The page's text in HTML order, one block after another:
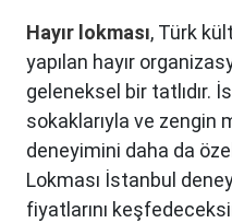
Hayır lokması, Türk
yapılan hayır
geleneksel bir tatlıdır.
sokaklarıyla ve zengin
deneyimini daha da
Lokması İstanbul
fiyatlarını